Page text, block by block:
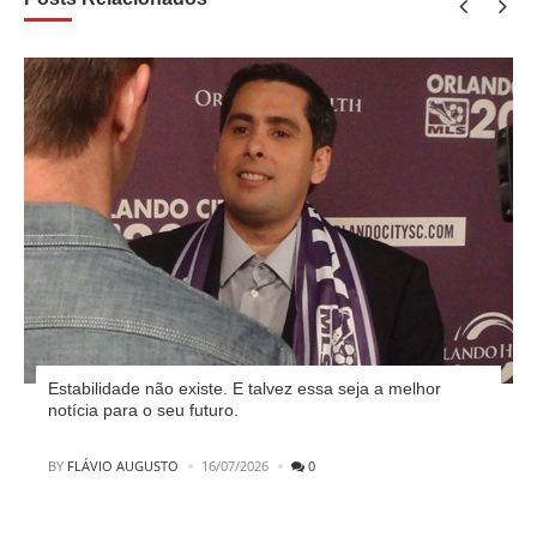
Estabilidade não existe. E talvez essa seja a melhor
notícia para o seu futuro.
POSTED
BY FLÁVIO AUGUSTO 16/07/2026 0